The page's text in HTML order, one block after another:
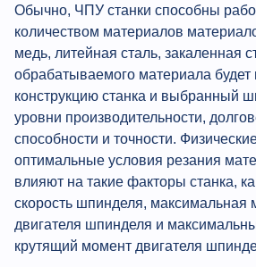
Обычно, ЧПУ станки способны
количеством материалов
медь, литейная сталь, закаленная
обрабатываемого материала будет
конструкцию станка и выбранный
уровни производительности,
способности и точности.
оптимальные условия резания
влияют на такие факторы станка,
скорость шпинделя, максимальная
двигателя шпинделя и
крутящий момент двигателя